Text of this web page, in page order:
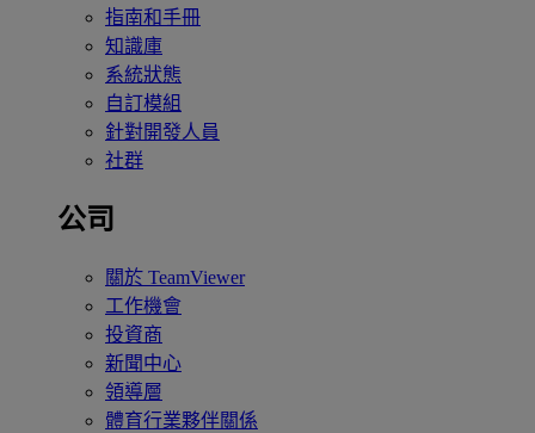
指南和手冊
知識庫
系統狀態
自訂模組
針對開發人員
社群
公司
關於 TeamViewer
工作機會
投資商
新聞中心
領導層
體育行業夥伴關係